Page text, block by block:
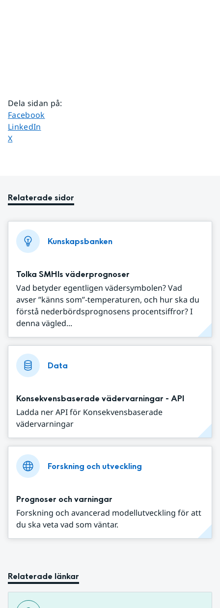
Dela sidan på:
Dela sidan på
Facebook
Dela sidan på
LinkedIn
Dela sidan på
X
Relaterade sidor
Kunskapsbanken
Tolka SMHIs väderprognoser
Vad betyder egentligen vädersymbolen? Vad
avser ”känns som”-temperaturen, och hur ska du
förstå nederbördsprognosens procentsiffror? I
denna vägled...
Data
Konsekvensbaserade vädervarningar - API
Ladda ner API för Konsekvensbaserade
vädervarningar
Forskning och utveckling
Prognoser och varningar
Forskning och avancerad modellutveckling för att
du ska veta vad som väntar.
Relaterade länkar